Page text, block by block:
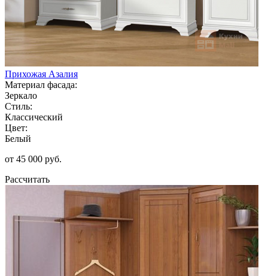
Прихожая Азалия
Материал фасада:
Зеркало
Стиль:
Классический
Цвет:
Белый
от 45 000 руб.
Рассчитать